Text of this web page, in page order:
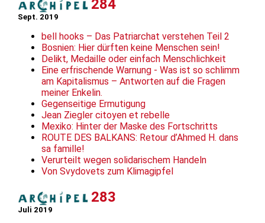
284
Sept. 2019
bell hooks – Das Patriarchat verstehen Teil 2
Bosnien: Hier dürften keine Menschen sein!
Delikt, Medaille oder einfach Menschlichkeit
Eine erfrischende Warnung - Was ist so schlimm
am Kapitalismus – Antworten auf die Fragen
meiner Enkelin.
Gegenseitige Ermutigung
Jean Ziegler citoyen et rebelle
Mexiko: Hinter der Maske des Fortschritts
ROUTE DES BALKANS: Retour d’Ahmed H. dans
sa famille!
Verurteilt wegen solidarischem Handeln
Von Svydovets zum Klimagipfel
283
Juli 2019